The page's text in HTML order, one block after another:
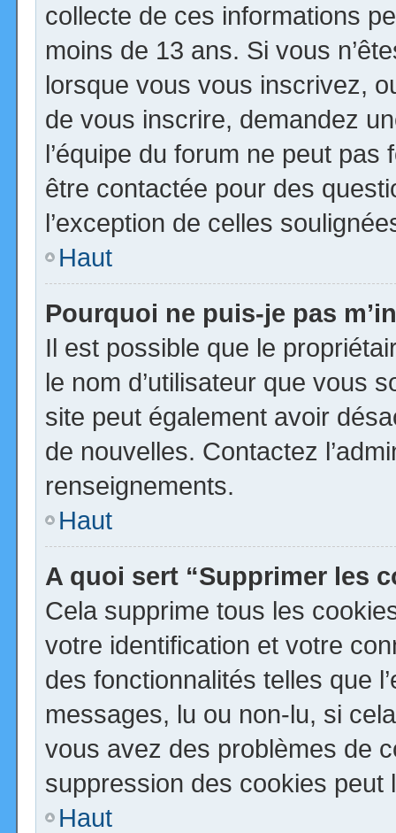
collecte de ces informations
moins de 13 ans. Si vous
lorsque vous vous inscrivez,
de vous inscrire, demandez
l’équipe du forum ne peut
être contactée pour des
l’exception de celles
Haut
Pourquoi ne puis-je pas
Il est possible que le
le nom d’utilisateur que vous
site peut également avoir
de nouvelles. Contactez
renseignements.
Haut
A quoi sert “Supprimer les
Cela supprime tous les
votre identification et votre
des fonctionnalités telles que
messages, lu ou non-lu, si
vous avez des problèmes de
suppression des cookies peut
Haut